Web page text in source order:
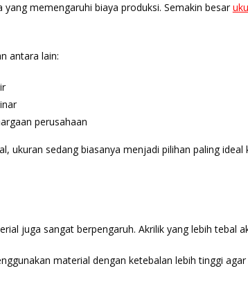
memengaruhi biaya produksi. Semakin besar
antara lain:
perusahaan
ukuran sedang biasanya menjadi pilihan paling
juga sangat berpengaruh. Akrilik yang lebih tebal
material dengan ketebalan lebih tinggi